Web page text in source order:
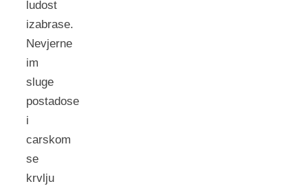
ludost
izabrase.
Nevjerne
im
sluge
postadose
i
carskom
se
krvlju